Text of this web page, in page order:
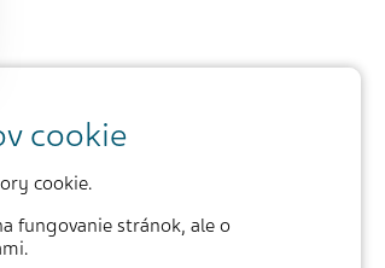
cookie
cookie.
fungovanie stránok, ale o